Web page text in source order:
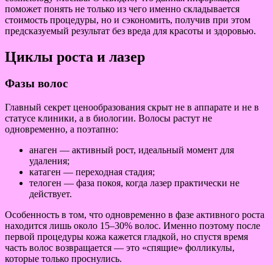
поможет понять не только из чего именно складывается
стоимость процедуры, но и сэкономить, получив при этом
предсказуемый результат без вреда для красоты и здоровью.
Циклы роста и лазер
Фазы волос
Главный секрет ценообразования скрыт не в аппарате и не в
статусе клиники, а в биологии. Волосы растут не
одновременно, а поэтапно:
анаген — активный рост, идеальный момент для
удаления;
катаген — переходная стадия;
телоген — фаза покоя, когда лазер практически не
действует.
Особенность в том, что одновременно в фазе активного роста
находится лишь около 15–30% волос. Именно поэтому после
первой процедуры кожа кажется гладкой, но спустя время
часть волос возвращается — это «спящие» фолликулы,
которые только проснулись.